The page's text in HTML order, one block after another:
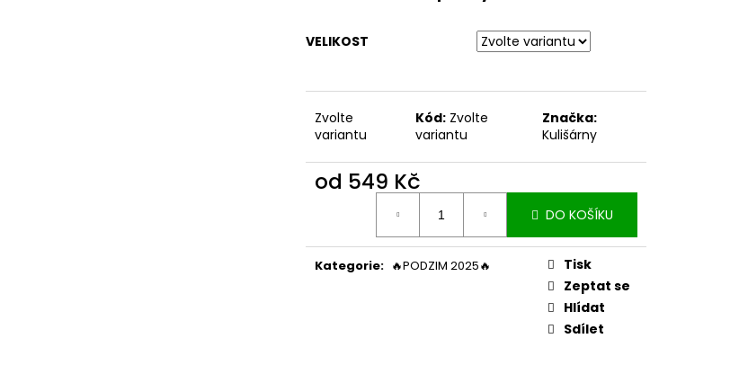
VELIKOST
Zvolte
variantu
Kód: Zvolte
variantu
Značka:
Kulišárny
od 549 Kč
DO KOŠÍKU
Kategorie: 🔥PODZIM 2025🔥
Tisk
Zeptat se
Hlídat
Sdílet